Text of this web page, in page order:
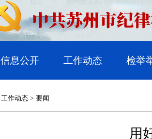
信息公开 工作动态 检举
工作动态 > 要闻
用